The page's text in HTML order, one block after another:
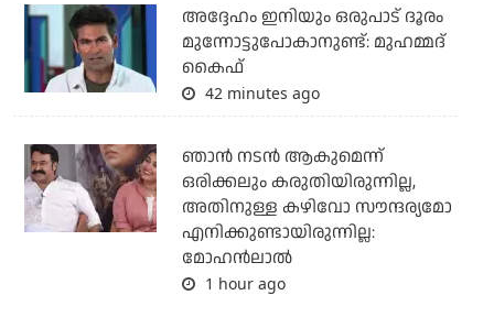
അദ്ദേഹം ഇനിയും ഒരുപാട് ദൂരം
മുന്നോട്ടുപോകാനുണ്ട്: മുഹമ്മദ്
കൈഫ്
42 minutes ago
ഞാൻ നടൻ ആകുമെന്ന്
ഒരിക്കലും കരുതിയിരുന്നില്ല,
അതിനുള്ള കഴിവോ സൗന്ദര്യമോ
എനിക്കുണ്ടായിരുന്നില്ല:
മോഹൻലാൽ
1 hour ago